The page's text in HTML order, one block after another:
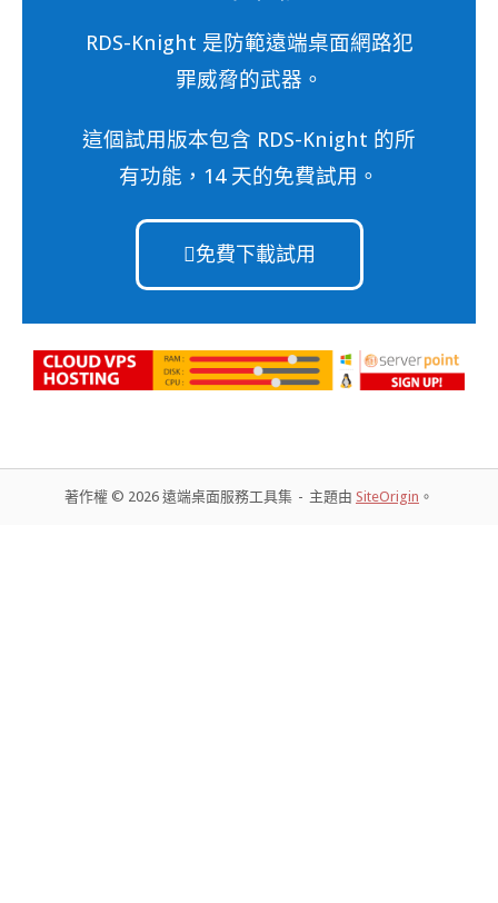
RDS-Knight 是防範遠端桌面網路犯
罪威脅的武器。
這個試用版本包含 RDS-Knight 的所
有功能，14 天的免費試用。
免費下載試用
著作權 © 2026 遠端桌面服務工具集 主題由 SiteOrigin 。